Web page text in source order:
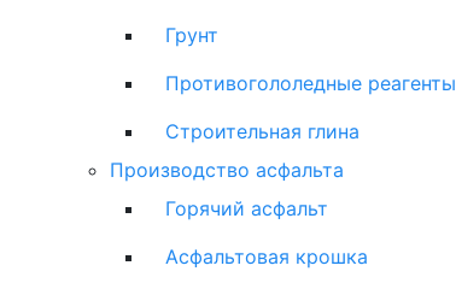
Грунт
Противогололедные реагенты
Строительная глина
Производство асфальта
Горячий асфальт
Асфальтовая крошка